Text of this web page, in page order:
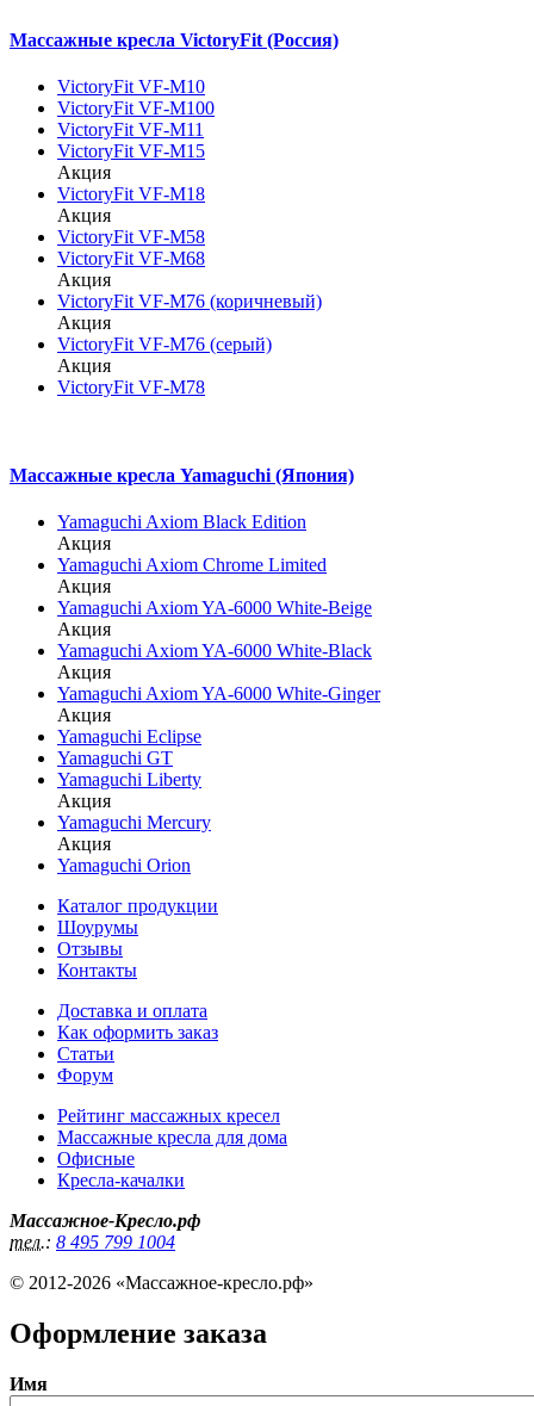
Массажные кресла VictoryFit (Россия)
VictoryFit VF-M10
VictoryFit VF-M100
VictoryFit VF-M11
VictoryFit VF-M15
Акция
VictoryFit VF-M18
Акция
VictoryFit VF-M58
VictoryFit VF-M68
Акция
VictoryFit VF-M76 (коричневый)
Акция
VictoryFit VF-M76 (серый)
Акция
VictoryFit VF-M78
Массажные кресла Yamaguchi (Япония)
Yamaguchi Axiom Black Edition
Акция
Yamaguchi Axiom Chrome Limited
Акция
Yamaguchi Axiom YA-6000 White-Beige
Акция
Yamaguchi Axiom YA-6000 White-Black
Акция
Yamaguchi Axiom YA-6000 White-Ginger
Акция
Yamaguchi Eclipse
Yamaguchi GT
Yamaguchi Liberty
Акция
Yamaguchi Mercury
Акция
Yamaguchi Orion
Каталог продукции
Шоурумы
Отзывы
Контакты
Доставка и оплата
Как оформить заказ
Статьи
Форум
Рейтинг массажных кресел
Массажные кресла для дома
Офисные
Кресла-качалки
Массажное-Кресло.рф
тел.: 8 495 799 1004
© 2012-2026 «Массажное-кресло.рф»
Оформление заказа
Имя